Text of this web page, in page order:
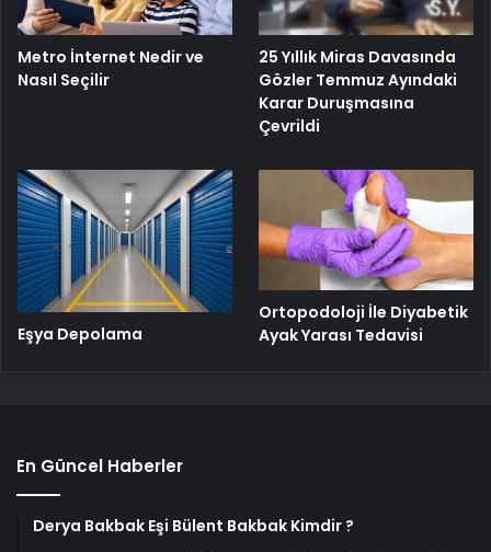
Metro İnternet Nedir ve
Nasıl Seçilir
25 Yıllık Miras Davasında
Gözler Temmuz Ayındaki
Karar Duruşmasına
Çevrildi
Eşya Depolama
Ortopodoloji İle Diyabetik
Ayak Yarası Tedavisi
En Güncel Haberler
Derya Bakbak Eşi Bülent Bakbak Kimdir ?